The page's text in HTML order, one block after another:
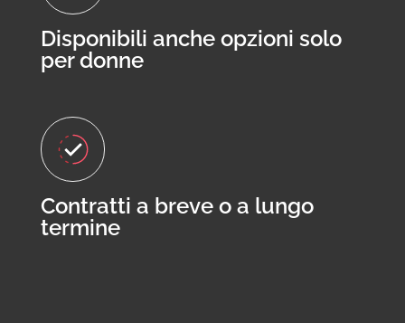
Disponibili anche opzioni solo
per donne
Contratti a breve o a lungo
termine